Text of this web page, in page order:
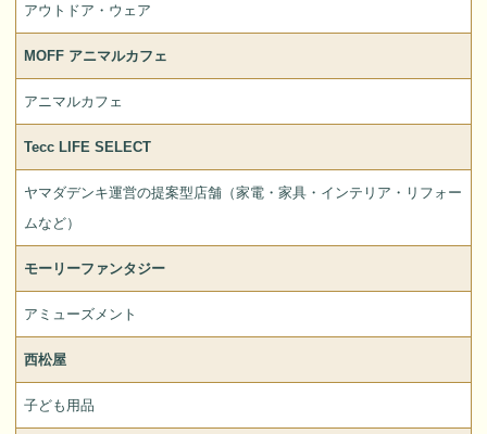
アウトドア・ウェア
MOFF アニマルカフェ
アニマルカフェ
Tecc LIFE SELECT
ヤマダデンキ運営の提案型店舗（家電・家具・インテリア・リフォー
ムなど）
モーリーファンタジー
アミューズメント
西松屋
子ども用品